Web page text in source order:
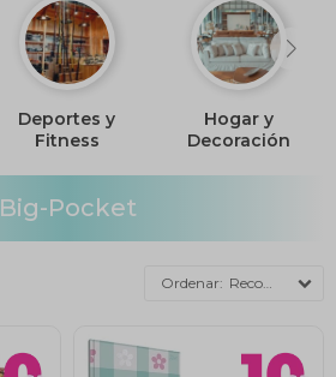
Deportes y
Fitness
Hogar y
Decoración
Big-Pocket
Recomendados